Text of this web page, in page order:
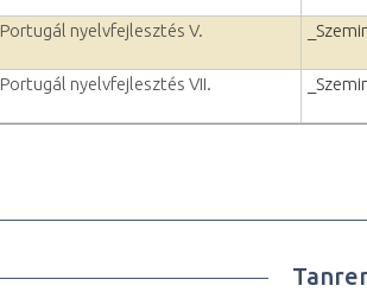
Portugál nyelvfejlesztés V.
Portugál nyelvfejlesztés VII.